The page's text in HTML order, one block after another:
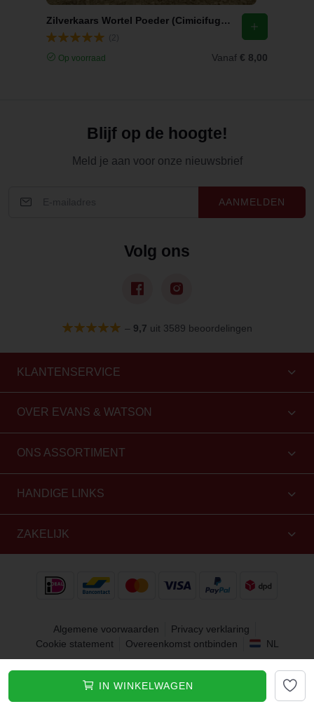
IN WINKELWAGEN
Zilverkaars Wortel Poeder (Cimicifuga racemosa)
Op voorraad Vanaf € 8,00
Blijf op de hoogte!
Meld je aan voor onze nieuwsbrief
AANMELDEN
Volg ons
– 9,7 uit 3589 beoordelingen
KLANTENSERVICE
OVER EVANS & WATSON
ONS ASSORTIMENT
HANDIGE LINKS
ZAKELIJK
Algemene voorwaarden
Privacy verklaring
Cookie statement
Overeenkomst ontbinden NL
Copyright 2010 - 2026 Evans & Watson. Alle rechten
voorbehouden.